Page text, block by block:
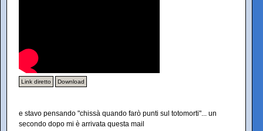
Link diretto Download
e stavo pensando "chissà quando farò punti sul totomorti"... un
secondo dopo mi è arrivata questa mail